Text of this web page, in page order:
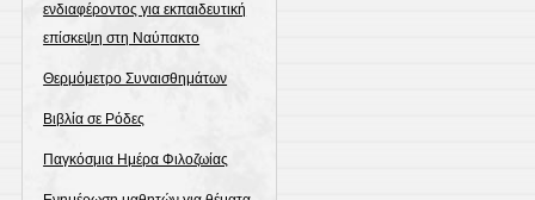
ενδιαφέροντος για εκπαιδευτική
επίσκεψη στη Ναύπακτο
Θερμόμετρο Συναισθημάτων
Βιβλία σε Ρόδες
Παγκόσμια Ημέρα Φιλοζωίας